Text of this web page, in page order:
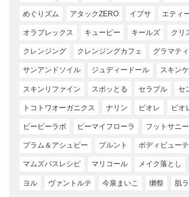
めぐりズム アタックZERO イプサ エティ
オラプレックス キューピー キールズ クリ
クレンジング クレンジングカフェ グラマテ
サンアンドソイル ジュディードール スキン
スキンリファイン スポッとる セラプル セ
トコトワオーガニクス ナリン ビオレ ビオ
ビービーラボ ビーマイフローラ フットサニー
プラム＆アシュビー プルント ボディビュー
マムズバスレシピ マリコール メイク落とし
ヨル ヴァントルテ 今泉まいこ 獺祭 肌